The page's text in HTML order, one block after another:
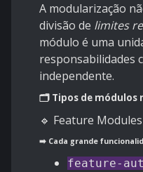
A modularização
divisão de limites
módulo é uma
responsabilidades
independente.
🗂️ Tipos de módulos
🔹 Feature Modules
➡️ Cada grande
feature-